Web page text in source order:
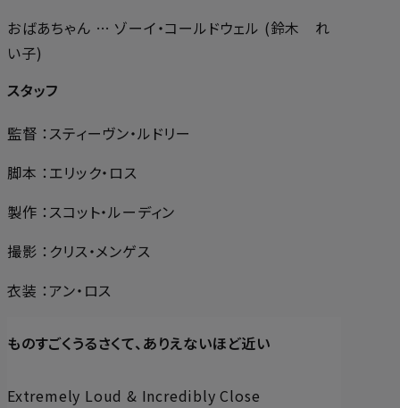
おばあちゃん … ゾーイ・コールドウェル (鈴木 れ
い子)
スタッフ
監督 ：スティーヴン・ルドリー
脚本 ：エリック・ロス
製作 ：スコット・ルーディン
撮影 ：クリス・メンゲス
衣装 ：アン・ロス
ものすごくうるさくて、ありえないほど近い
Extremely Loud & Incredibly Close